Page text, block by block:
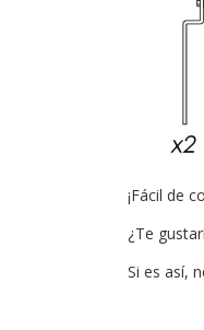
¡Fácil de
¿Te
Si es así,